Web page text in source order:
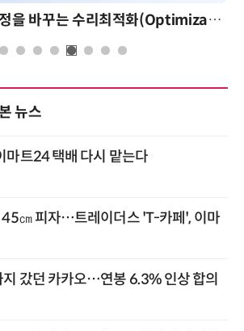
AI 시대의 의사결정을 바꾸는 수리최적화(Optimization): 실제 산업 적용 사례와 활용 전략
뉴스
마트24 택배 다시 맡는다
㎝ 피자…트레이더스 'T-카페', 이마
지 갔던 카카오…연봉 6.3% 인상 합의